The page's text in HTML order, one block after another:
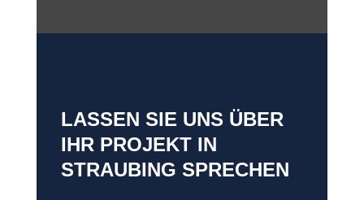
LASSEN SIE UNS ÜBER
IHR PROJEKT IN
STRAUBING SPRECHEN